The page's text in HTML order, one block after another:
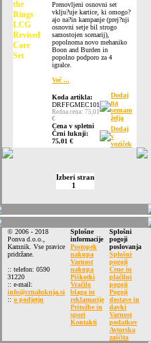
Prenovljeni osnovni set
vklju?uje kartice, ki omogo?
ajo na?in kampanje (prej?nji
osnovni setje bil strogo
samostojen scenarij),
popolnoma novo mehaniko
Boon and Burden in
popolno podporo za 4
igralce.
Več ...
Koda artikla:
DRFFGMEC101
Redna cena: 75,01
€
Cena v spletni
Črni luknji:
75,01 €
Dodaj
na
seznam
želja
Dodaj
v
voziček
Izberi stran
1
© 2006 - 2018
Ponva d.o.o.,
Kamnik. Vse pravice
pridržane.
:: telefon: 0590
31220
:: e-mail:
info@crnaluknja.si
:: o podjetju
Splošne
informacije
Postopek
nakupa
Varnost
nakupa
Piškotki
Vračilo
blaga in
reklamacije
Pritožbe in
spori
Kontakti
Splošni
pogoji
poslovanja
Splošni
pogoji
Cene in
plačilni
pogoji
Pogoji
dostave in
davki
Varnost
podatkov
Avtorska
zaščita